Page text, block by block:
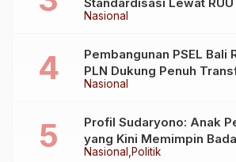
Nasional
Standardisasi Lewat
Air Minum
Nasional
Pembangunan PSEL Bali
PLN Dukung Penuh
Nasional Pengelolaan
Nasional Politik
Profil Sudaryono: Anak
yang Kini Memimpin